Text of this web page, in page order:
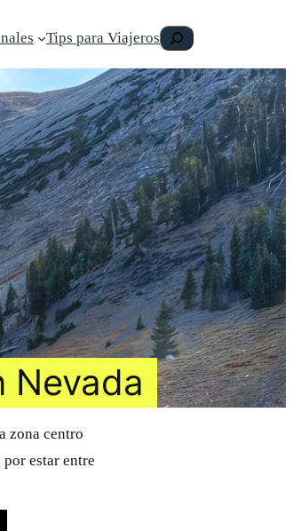
Tips para ViajerosBuscar
Nevada
zona centro
por estar entre